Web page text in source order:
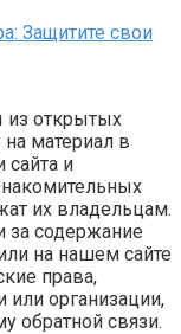
Защитите свои
из открытых
материал в
сайта и
их владельцам.
за содержание
на нашем сайте
права,
организации,
обратной связи.